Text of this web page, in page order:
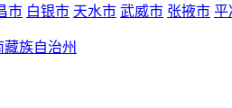
市 白银市 天水市 武威市 张掖市 平
藏族自治州